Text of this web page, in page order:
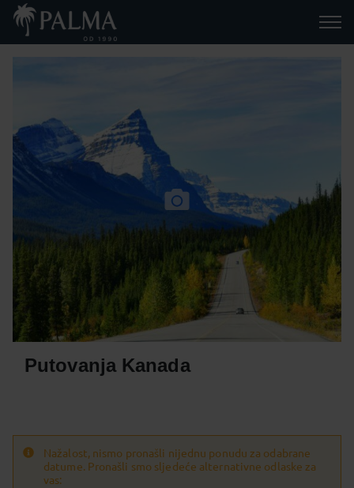
Putovanja Kanada
Nažalost, nismo pronašli nijednu ponudu za odabrane
datume. Pronašli smo sljedeće alternativne odlaske za
vas: